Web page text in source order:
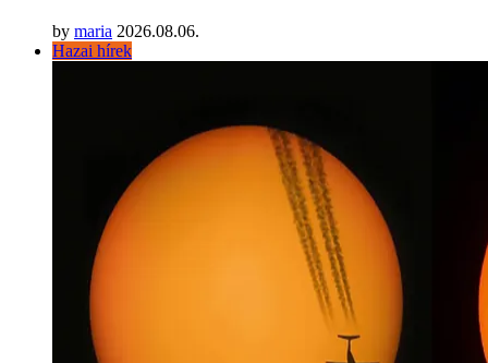
by maria 2026.08.06.
Hazai hírek